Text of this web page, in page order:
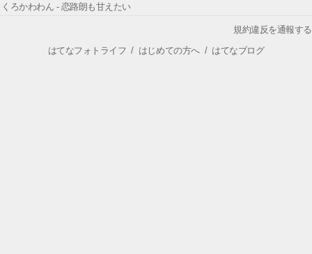
くろかわわん - 恋路朗も甘えたい
規約違反を通報する
はてなフォトライフ / はじめての方へ/ はてなブログ